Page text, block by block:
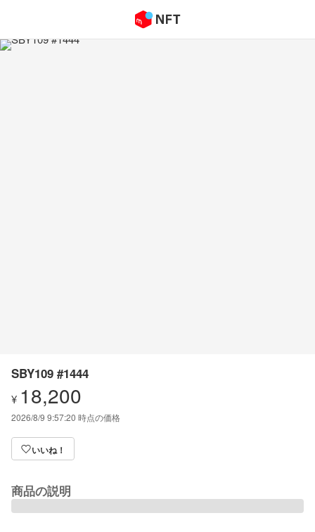
SBY109 #1444
¥ 18,200
2026/8/9 9:57:20 時点の価格
いいね！
商品の説明